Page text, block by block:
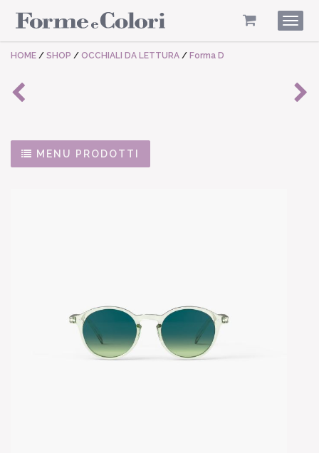
HOME / SHOP / OCCHIALI DA LETTURA / Forma D
MENU PRODOTTI